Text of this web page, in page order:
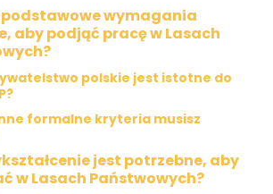
podstawowe wymagania
aby podjąć pracę w Lasach
polskie jest istotne do
formalne kryteria musisz
jest potrzebne, aby
w Lasach Państwowych?